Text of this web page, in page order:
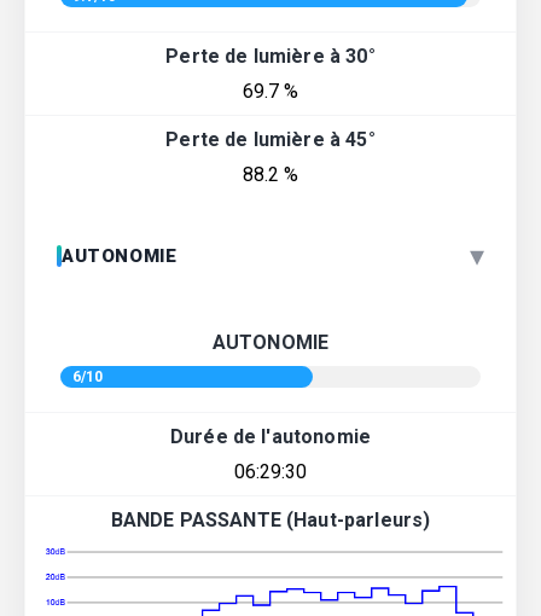
Perte de lumière à 30°
69.7 %
Perte de lumière à 45°
88.2 %
AUTONOMIE ▾
AUTONOMIE
6/10
Durée de l'autonomie
06:29:30
BANDE PASSANTE (Haut-parleurs)